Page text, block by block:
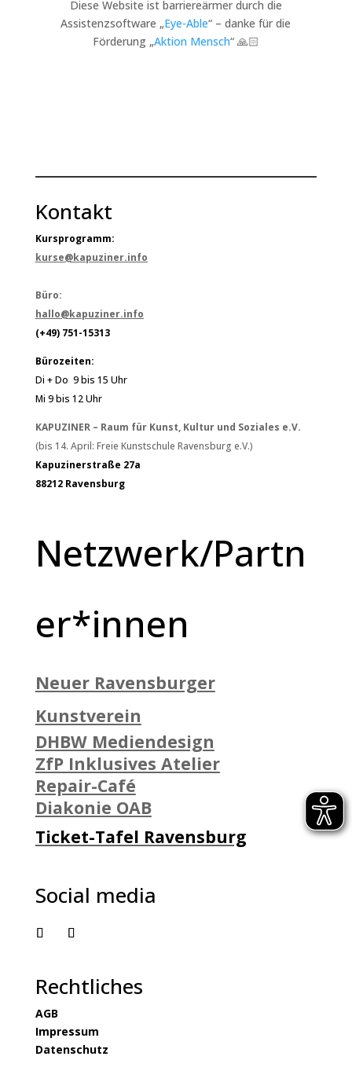
Diese Website ist barriereärmer durch die
Assistenzsoftware „Eye-Able“ – danke für die
Förderung „Aktion Mensch“ 🙏🏻
Kontakt
Kursprogramm:
kurse@kapuziner.info
Büro:
hallo@kapuziner.info
(+49) 751-15313
Bürozeiten:
Di + Do 9 bis 15 Uhr
Mi 9 bis 12 Uhr
KAPUZINER – Raum für Kunst, Kultur und Soziales e.V.
(bis 14. April: Freie Kunstschule Ravensburg e.V.)
Kapuzinerstraße 27a
88212 Ravensburg
Netzwerk/Partn
er*innen
Neuer Ravensburger
Kunstverein
DHBW Mediendesign
ZfP Inklusives Atelier
Repair-Café
Diakonie OAB
Ticket-Tafel Ravensburg
Social media
Rechtliches
AGB
Impressum
Datenschutz